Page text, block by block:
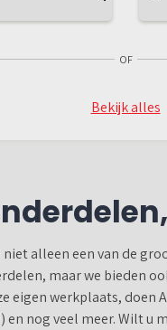
OF
Bekijk alles
niet alleen een van de
maar we bieden
eigen werkplaats, doen
nog veel meer. Wilt u